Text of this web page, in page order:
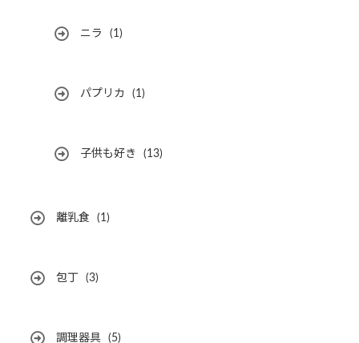
ニラ (1)
パプリカ (1)
子供も好き (13)
離乳食 (1)
包丁 (3)
調理器具 (5)